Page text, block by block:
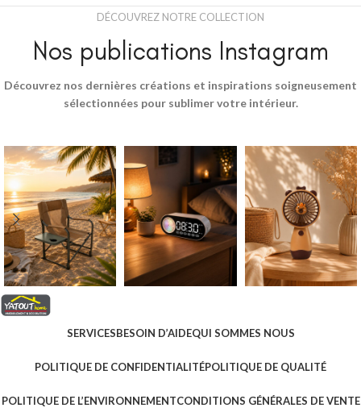
DÉCOUVREZ NOTRE COLLECTION
Nos publications Instagram
Découvrez nos dernières créations et inspirations soigneusement
sélectionnées pour sublimer votre intérieur.
SERVICESBESOIN D’AIDEQUI SOMMES NOUS
POLITIQUE DE CONFIDENTIALITÉPOLITIQUE DE QUALITÉ
POLITIQUE DE L’ENVIRONNEMENTCONDITIONS GÉNÉRALES DE VENTE